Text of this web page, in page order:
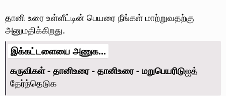
தானி உரை உள்ளீட்டின் பெயரை நீங்கள் மாற்றுவதற்கு
அனுமதிக்கிறது.
இக்கட்டளையை அணுக...
கருவிகள் - தானிஉரை - தானிஉரை - மறுபெயரிடுஐத்
தேர்ந்தெடுக